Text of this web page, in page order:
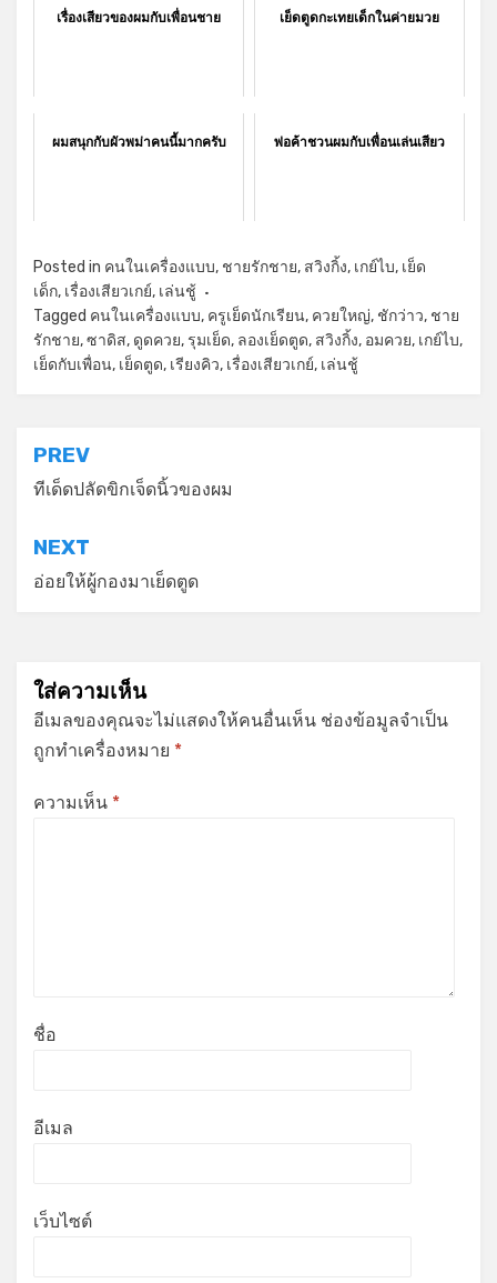
เรื่องเสียวของผมกับเพื่อนชาย เย็ดตูดกะเทยเด็กในค่ายมวย
ผมสนุกกับผัวพม่าคนนี้มากครับ พ่อค้าชวนผมกับเพื่อนเล่นเสียว
Posted in คนในเครื่องแบบ, ชายรักชาย, สวิงกิ้ง, เกย์ไบ, เย็ด
เด็ก, เรื่องเสียวเกย์, เล่นชู้
Tagged คนในเครื่องแบบ, ครูเย็ดนักเรียน, ควยใหญ่, ชักว่าว, ชาย
รักชาย,ซาดิส, ดูดควย, รุมเย็ด, ลองเย็ดตูด, สวิงกิ้ง, อมควย, เกย์ไบ,
เย็ดกับเพื่อน, เย็ดตูด, เรียงคิว, เรื่องเสียวเกย์, เล่นชู้
แนะแนว
เรื่อง
PREV
ทีเด็ดปลัดขิกเจ็ดนิ้วของผม
NEXT
อ่อยให้ผู้กองมาเย็ดตูด
ใส่ความเห็น
อีเมลของคุณจะไม่แสดงให้คนอื่นเห็น ช่องข้อมูลจำเป็น
ถูกทำเครื่องหมาย *
ความเห็น *
ชื่อ
อีเมล
เว็บไซต์